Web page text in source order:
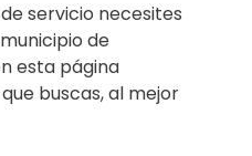
servicio necesites
de
esta página
buscas, al mejor